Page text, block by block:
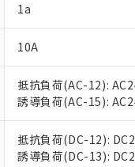
1a
10A
抵抗負荷(AC-12):
誘導負荷(AC-15):
抵抗負荷(DC-12):
誘導負荷(DC-13):
ご利用条件
以下の条件をお読
本サービス
くものです。
在庫状況お
のであり、
非該当品：ライセ
仕入先様の事情に
があります。
*EU RoHS指令（10物質
鉛(Pb) 1000ppm以下、
六価クロム(Cr(Ⅵ))
フタル酸ビス(2-エチル
ル（DBP） 1000ppm以
但し、RoHS指令で産業
※1 中国
「×」：最大均質
「－」：未確認で
*中国RoHS10物質の基
Pb(鉛) :1000ppm、 Hg(
当社は、こ
などの必要
当社は規制
記
号
説明